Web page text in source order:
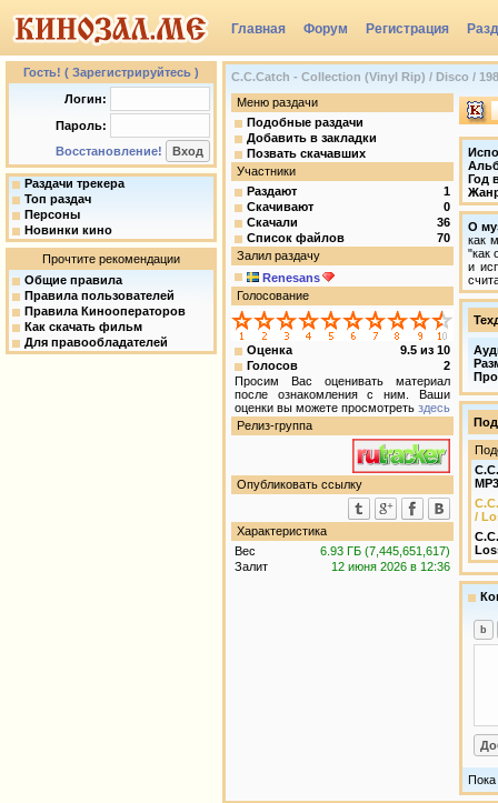
Главная Форум Регистрация
Группы
Гость! ( Зарегистрируйтесь )
Логин:
Пароль:
Восстановление!
Раздачи трекера
Топ раздач
Персоны
Новинки кино
Прочтите рекомендации
Общие правила
Правила пользователей
Правила Кинооператоров
Как скачать фильм
Для правообладателей
C.C.Catch - Collection (Vinyl Rip) / Disco /
Меню раздачи
Подобные раздачи
Добавить в закладки
Позвать скачавших
Участники
Раздают
1
Скачивают
0
Скачали
36
Список файлов
70
Залил раздачу
Renesаns
Голосование
Оценка 9.5 из 10
Голосов
2
Просим Вас оценивать материал
после ознакомления с ним. Ваши
оценки вы можете просмотреть здесь
Релиз-группа
Опубликовать ссылку
Характеристика
Вес
6.93 ГБ (7,445,651,617)
Залит
12 июня 2026 в 12:36
Год
О
как
"как
и
MP3
/
Пока